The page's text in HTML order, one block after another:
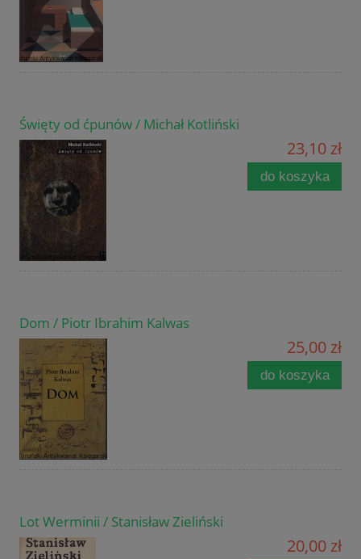
Święty od ćpunów / Michał Kotliński
23,10 zł
do koszyka
Dom / Piotr Ibrahim Kalwas
25,00 zł
do koszyka
Lot Werminii / Stanisław Zieliński
20,00 zł